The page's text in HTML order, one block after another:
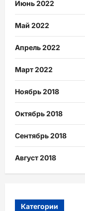
Июнь 2022
Май 2022
Апрель 2022
Март 2022
Ноябрь 2018
Октябрь 2018
Сентябрь 2018
Август 2018
Категории